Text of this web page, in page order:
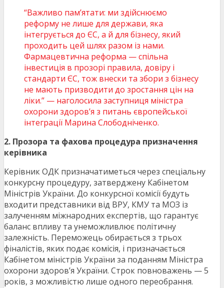
“Важливо пам’ятати: ми здійснюємо
реформу не лише для держави, яка
інтегрується до ЄС, а й для бізнесу, який
проходить цей шлях разом із нами.
Фармацевтична реформа — спільна
інвестиція в прозорі правила, довіру і
стандарти ЄС, тож внески та збори з бізнесу
не мають призводити до зростання цін на
ліки.” — наголосила заступниця міністра
охорони здоров’я з питань європейської
інтеграції Марина Слободніченко.
2. Прозора та фахова процедура призначення
керівника
Керівник ОДК призначатиметься через спеціальну
конкурсну процедуру, затверджену Кабінетом
Міністрів України. До конкурсної комісії будуть
входити представники від ВРУ, КМУ та МОЗ із
залученням міжнародних експертів, що гарантує
баланс впливу та унеможливлює політичну
залежність. Переможець обирається з трьох
фіналістів, яких подає комісія, і призначається
Кабінетом міністрів України за поданням Міністра
охорони здоров’я України. Строк повноважень — 5
років, з можливістю лише одного переобрання.